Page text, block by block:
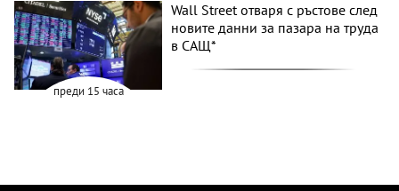
преди 15 часа
Wall Street отваря с ръстове след
новите данни за пазара на труда
в САЩ*